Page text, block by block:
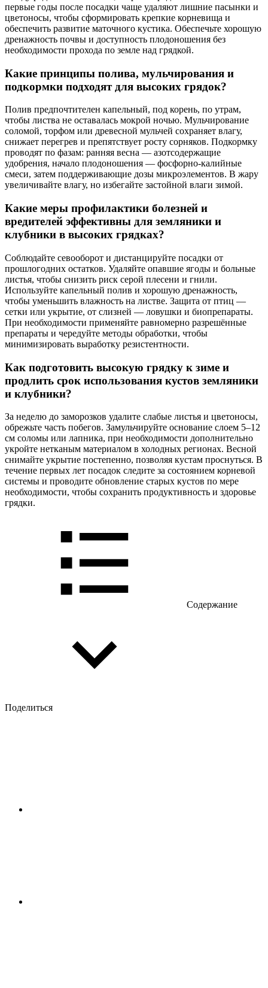
первые годы после посадки чаще удаляют лишние пасынки и
цветоносы, чтобы сформировать крепкие корневища и
обеспечить развитие маточного кустика. Обеспечьте хорошую
дренажность почвы и доступность плодоношения без
необходимости прохода по земле над грядкой.
Какие принципы полива, мульчирования и
подкормки подходят для высоких грядок?
Полив предпочтителен капельный, под корень, по утрам,
чтобы листва не оставалась мокрой ночью. Мульчирование
соломой, торфом или древесной мульчей сохраняет влагу,
снижает перегрев и препятствует росту сорняков. Подкормку
проводят по фазам: ранняя весна — азотсодержащие
удобрения, начало плодоношения — фосфорно-калийные
смеси, затем поддерживающие дозы микроэлементов. В жару
увеличивайте влагу, но избегайте застойной влаги зимой.
Какие меры профилактики болезней и
вредителей эффективны для земляники и
клубники в высоких грядках?
Соблюдайте севооборот и дистанцируйте посадки от
прошлогодних остатков. Удаляйте опавшие ягоды и больные
листья, чтобы снизить риск серой плесени и гнили.
Используйте капельный полив и хорошую дренажность,
чтобы уменьшить влажность на листве. Защита от птиц —
сетки или укрытие, от слизней — ловушки и биопрепараты.
При необходимости применяйте равномерно разрешённые
препараты и чередуйте методы обработки, чтобы
минимизировать выработку резистентности.
Как подготовить высокую грядку к зиме и
продлить срок использования кустов земляники
и клубники?
За неделю до заморозков удалите слабые листья и цветоносы,
обрежьте часть побегов. Замульчируйте основание слоем 5–12
см соломы или лапника, при необходимости дополнительно
укройте нетканым материалом в холодных регионах. Весной
снимайте укрытие постепенно, позволяя кустам проснуться. В
течение первых лет посадок следите за состоянием корневой
системы и проводите обновление старых кустов по мере
необходимости, чтобы сохранить продуктивность и здоровье
грядки.
Содержание
Поделиться